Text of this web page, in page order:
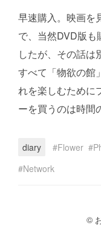
早速購入。映画を
で、当然DVD版
したが、その話は
すべて「物欲の館
れを楽しむために
ーを買うのは時間
diary Flower
Network
©